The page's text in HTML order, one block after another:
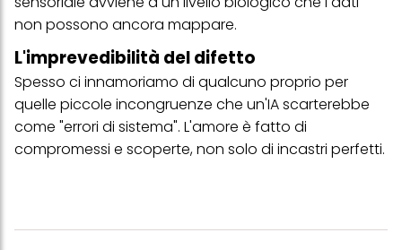
non possono ancora mappare.
L'imprevedibilità del difetto
Spesso ci innamoriamo di qualcuno proprio per
quelle piccole incongruenze che un'IA scarterebbe
come "errori di sistema". L'amore è fatto di
compromessi e scoperte, non solo di incastri perfetti.
più degli scopi sopra menzionati. Cliccando su "Accetta tutto",
acconsenti all'uso dei cookie e al trattamento dei tuoi dati
verranno utilizzati solo i cookie tecnicamente necessari per fornirti
questo sito web.